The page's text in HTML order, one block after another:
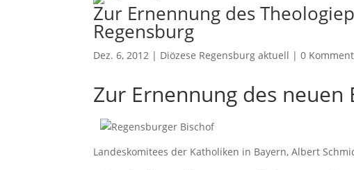
Zur Ernennung des
Regensburg
Dez. 6, 2012 | Diözese Regensburg aktuell |0
Zur Ernennung des neuen
Landeskomitees der Katholiken in Bayern, Albert